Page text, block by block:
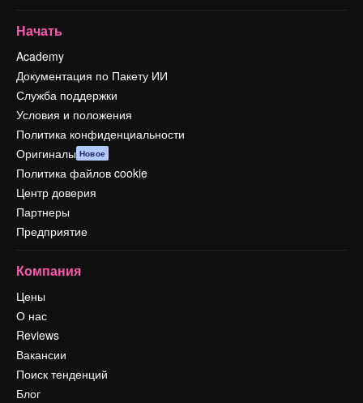
Начать
Academy
Документация по Пакету ИИ
Служба поддержки
Условия и положения
Политика конфиденциальности
Оригиналы Новое
Политика файлов cookie
Центр доверия
Партнеры
Предприятие
Компания
Цены
О нас
Reviews
Вакансии
Поиск тенденций
Блог